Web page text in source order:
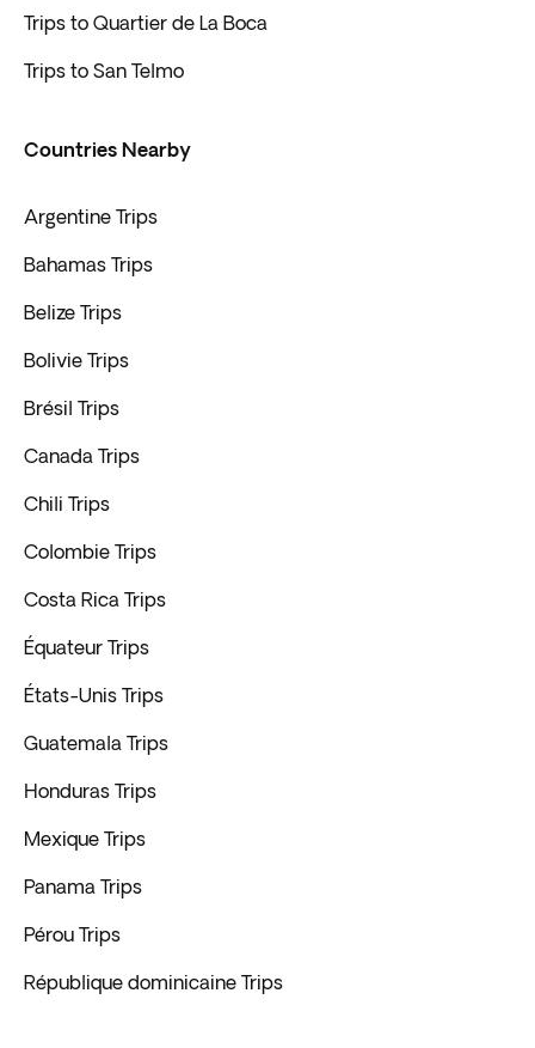
Trips to Quartier de La Boca
Trips to San Telmo
Countries Nearby
Argentine Trips
Bahamas Trips
Belize Trips
Bolivie Trips
Brésil Trips
Canada Trips
Chili Trips
Colombie Trips
Costa Rica Trips
Équateur Trips
États-Unis Trips
Guatemala Trips
Honduras Trips
Mexique Trips
Panama Trips
Pérou Trips
République dominicaine Trips